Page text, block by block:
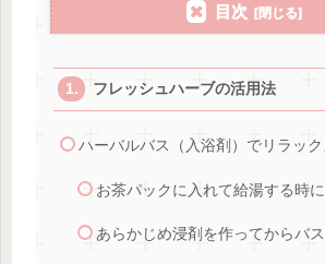
目次
フレッシュハーブの活用法
ハーバルバス（入浴剤）でリラック
お茶パックに入れて給湯する時
あらかじめ浸剤を作ってからバ